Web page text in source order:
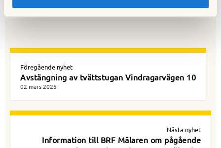
Föregående nyhet
Avstängning av tvättstugan Vindragarvägen 10
02 mars 2025
Nästa nyhet
Information till BRF Mälaren om pågående